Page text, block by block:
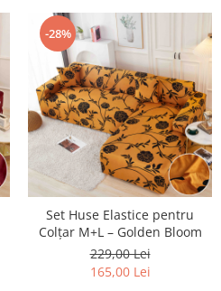
-28%
Set Huse Elastice pentru
Colțar M+L – Golden Bloom
229,00 Lei
165,00 Lei